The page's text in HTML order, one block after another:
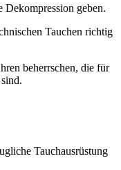
geben.
Tauchen richtig
beherrschen, die für
Tauchausrüstung